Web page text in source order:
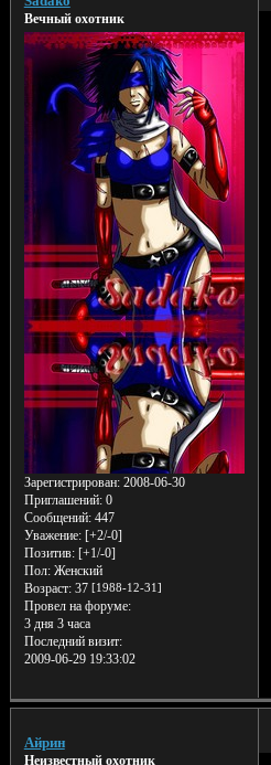
Вечный охотник
Зарегистрирован: 2008-06-30
Приглашений:0
Сообщений:447
Уважение: [+2/-0]
Позитив: [+1/-0]
Пол:Женский
Возраст:37 [1988-12-31]
Провел на форуме:
3 дня 3 часа
Последний визит:
2009-06-29 19:33:02
Айрин
Неизвестный охотник